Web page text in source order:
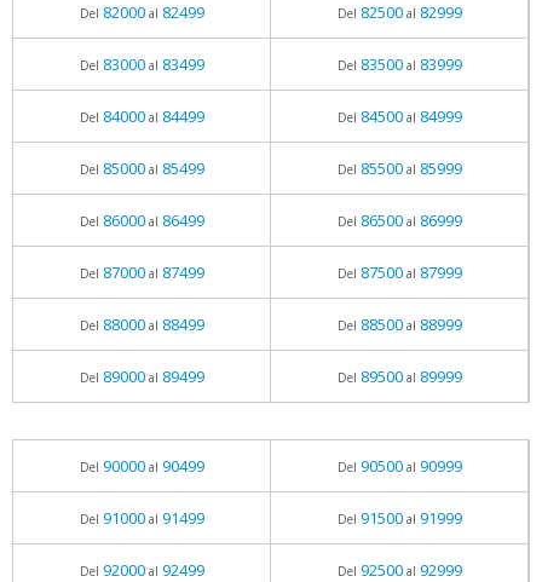
Del 82000al 82499 Del 82500al 82999
Del 83000al 83499 Del 83500al 83999
Del 84000al 84499 Del 84500al 84999
Del 85000al 85499 Del 85500al 85999
Del 86000al 86499 Del 86500al 86999
Del 87000al 87499 Del 87500al 87999
Del 88000al 88499 Del 88500al 88999
Del 89000al 89499 Del 89500al 89999
Del 90000al 90499 Del 90500al 90999
Del 91000al 91499 Del 91500al 91999
Del 92000al 92499 Del 92500al 92999